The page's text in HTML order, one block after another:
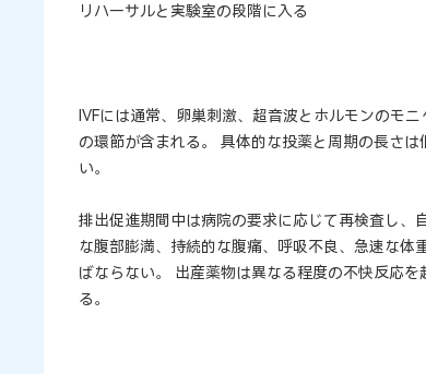
リハーサルと実験室の段階に入る
IVFには通常、卵巣刺激、超音波とホルモンのモ
の環節が含まれる。 具体的な投薬と周期の長さ
い。
排出促進期間中は病院の要求に応じて再検査し、
な腹部膨満、持続的な腹痛、呼吸不良、急速な
ばならない。 出産薬物は異なる程度の不快反応
る。